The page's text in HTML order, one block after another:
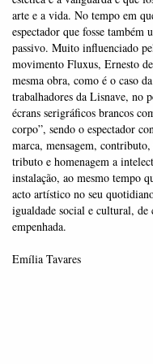
arte e a vida. No tempo em
espectador que fosse
passivo. Muito influenciado
movimento Fluxus, Ernesto
mesma obra, como é o caso
trabalhadores da Lisnave, no
écrans serigráficos brancos
corpo”, sendo o espectador
marca, mensagem,
tributo e homenagem a
instalação, ao mesmo tempo
acto artístico no seu
igualdade social e cultural, de
empenhada.
Emília Tavares